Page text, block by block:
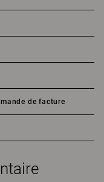
de facture